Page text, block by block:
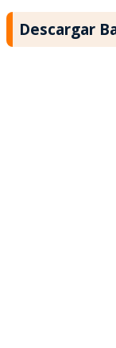
Descargar